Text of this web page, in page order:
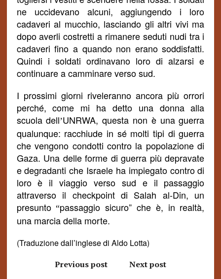
ne uccidevano alcuni, aggiungendo i loro
cadaveri al mucchio, lasciando gli altri vivi ma
dopo averli costretti a rimanere seduti nudi tra i
cadaverifino a quando non erano soddisfatti.
Quindi i soldati ordinavano loro di alzarsi e
continuare a camminare verso sud.
I prossimi giorni riveleranno ancora più orrori
perché, come mi ha detto una donna alla
scuola dell’UNRWA, questa non è una guerra
qualunque: racchiude in sé molti tipi di guerra
che vengono condotti contro la popolazione di
Gaza. Una delle forme di guerra più depravate
e degradanti che Israele ha impiegato contro di
loro è il viaggio verso sud e il passaggio
attraverso il checkpoint di Salah al-Din, un
presunto“passaggio sicuro” che è, in realtà,
una marciadella morte.
(Traduzione dall’inglese di Aldo Lotta)
Previous post Next post